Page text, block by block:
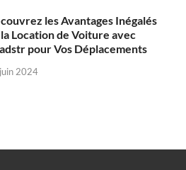
les Avantages Inégalés
Location de Voiture avec
pour Vos Déplacements
2024